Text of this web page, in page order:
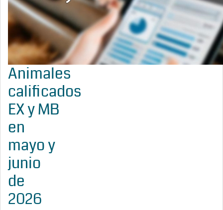
Animales
calificados
EX y MB
en
mayo y
junio
de
2026